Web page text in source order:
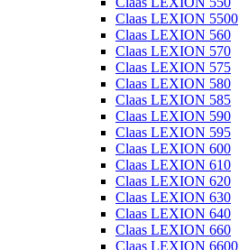
Claas LEXION 5500
Claas LEXION 560
Claas LEXION 570
Claas LEXION 575
Claas LEXION 580
Claas LEXION 585
Claas LEXION 590
Claas LEXION 595
Claas LEXION 600
Claas LEXION 610
Claas LEXION 620
Claas LEXION 630
Claas LEXION 640
Claas LEXION 660
Claas LEXION 6600